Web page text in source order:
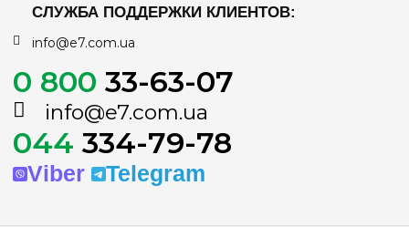
СЛУЖБА ПОДДЕРЖКИ КЛИЕНТОВ:
info@e7.com.ua
0 800 33-63-07
info@e7.com.ua
044 334-79-78
Viber Telegram